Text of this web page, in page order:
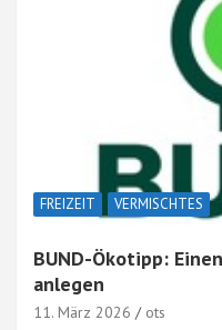
FREIZEIT VERMISCHTES
BUND-Ökotipp:
anlegen
11. März 2026 ots